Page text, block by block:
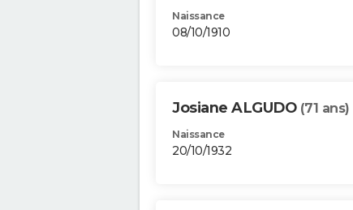
Naissance
08/10/1910
Josiane ALGUDO (71 ans)
Naissance
20/10/1932